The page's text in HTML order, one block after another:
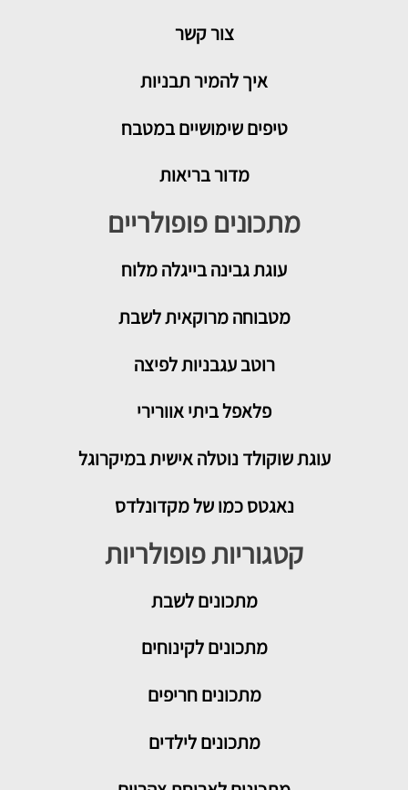
צור קשר
איך להמיר תבניות
טיפים שימושיים במטבח
מדור בריאות
מתכונים פופולריים
עוגת גבינה בייגלה מלוח
מטבוחה מרוקאית לשבת
רוטב עגבניות לפיצה
פלאפל ביתי אוורירי
עוגת שוקולד נוטלה אישית במיקרוגל
נאגטס כמו של מקדונלדס
קטגוריות פופולריות
מתכוניםלשבת
מתכונים לקינוחים
מתכונים חריפים
מתכונים לילדים